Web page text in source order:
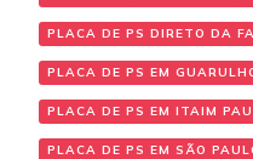
PLACA DE PS DIRETO DA
PLACA DE PS EM
PLACA DE PS EM ITAIM
PLACA DE PS EM SÃO